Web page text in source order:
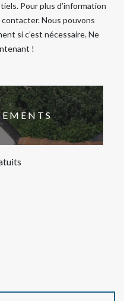
Pour plus d’information
Nous pouvons
si c’est nécessaire. Ne
!